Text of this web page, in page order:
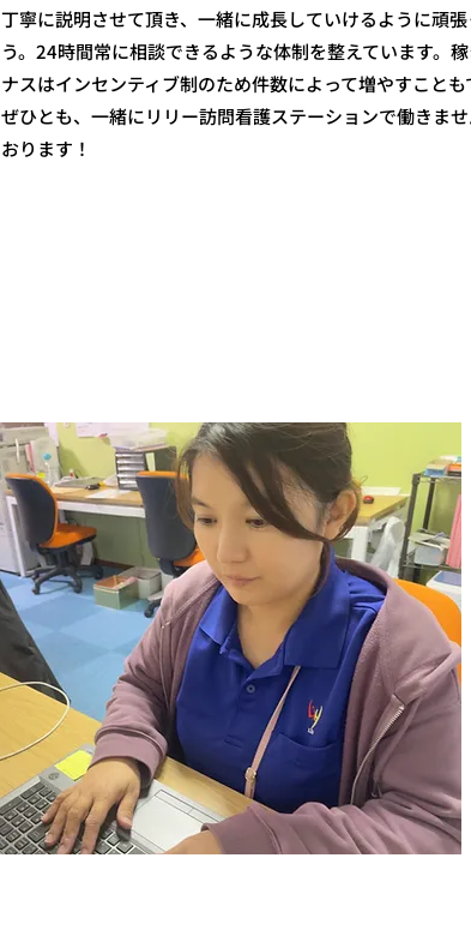
丁寧に説明させて頂き、一緒に成長していけるように頑張
う。24時間常に相談できるような体制を整えています。
ナスはインセンティブ制のため件数によって増やすことも
ぜひとも、一緒にリリー訪問看護ステーションで働きま
おります！